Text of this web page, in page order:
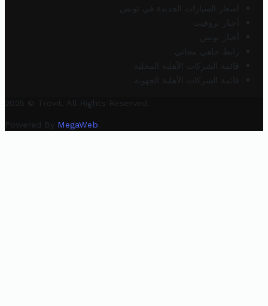
أسعار السيارات الجديدة في تونس
أخبار تروفيت
أخبار تونس
رابط خلفي مجاني
قائمة الشركات الأهلية المحلية
قائمة الشركات الأهلية الجهوية
2025 © Trovit. All Rights Reserved.
Powered By MegaWeb